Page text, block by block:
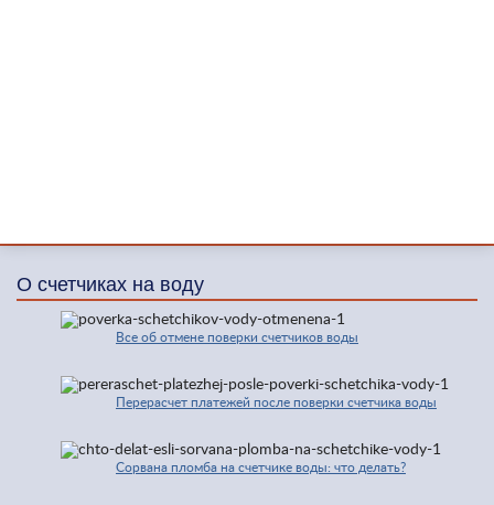
О счетчиках на воду
Все об отмене поверки счетчиков воды
Перерасчет платежей после поверки счетчика воды
Сорвана пломба на счетчике воды: что делать?